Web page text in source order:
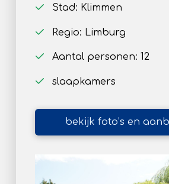
Stad: Klimmen
Regio: Limburg
Aantal personen: 12
slaapkamers
bekijk foto’s en